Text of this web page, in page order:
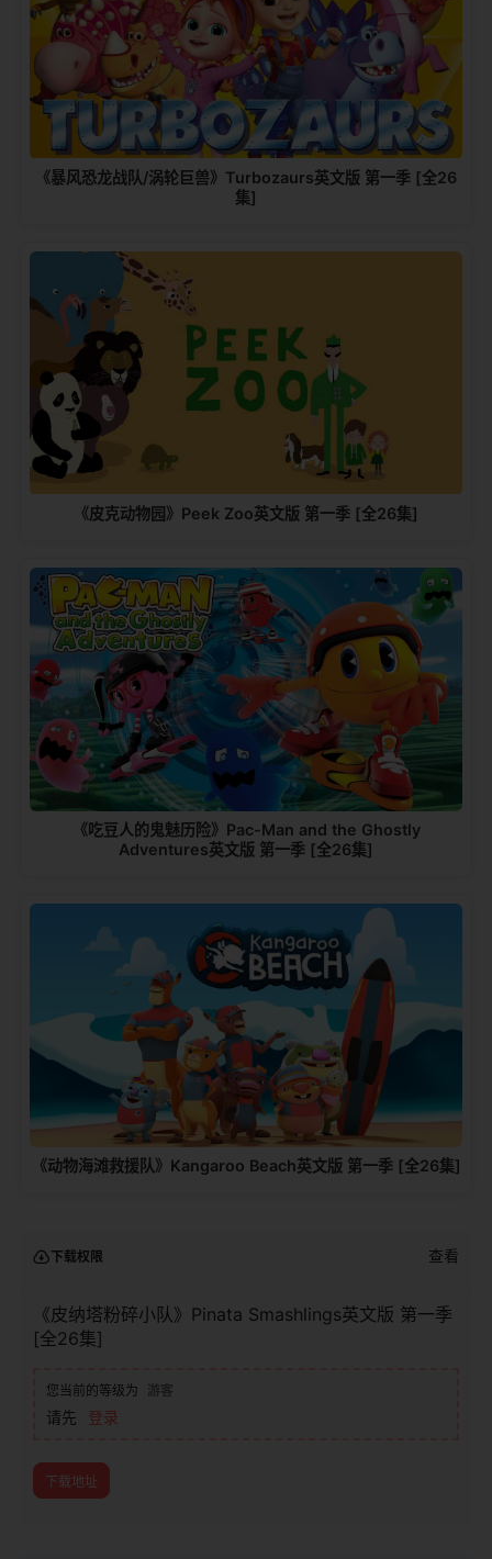
《暴风恐龙战队/涡轮巨兽》Turbozaurs英文版 第一季 [全26
集]
《皮克动物园》Peek Zoo英文版 第一季 [全26集]
《吃豆人的鬼魅历险》Pac-Man and the Ghostly
Adventures英文版 第一季 [全26集]
《动物海滩救援队》Kangaroo Beach英文版 第一季 [全26集]
下载权限 查看
《皮纳塔粉碎小队》Pinata Smashlings英文版 第一季
[全26集]
您当前的等级为 游客
请先 登录
下载地址